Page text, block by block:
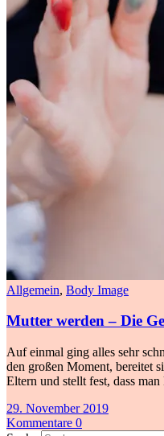
Allgemein, Body Image
Mutter werden – Die
Auf einmal ging alles sehr
den großen Moment, bereitet
Eltern und stellt fest, dass
29. November 2019
Kommentare 0